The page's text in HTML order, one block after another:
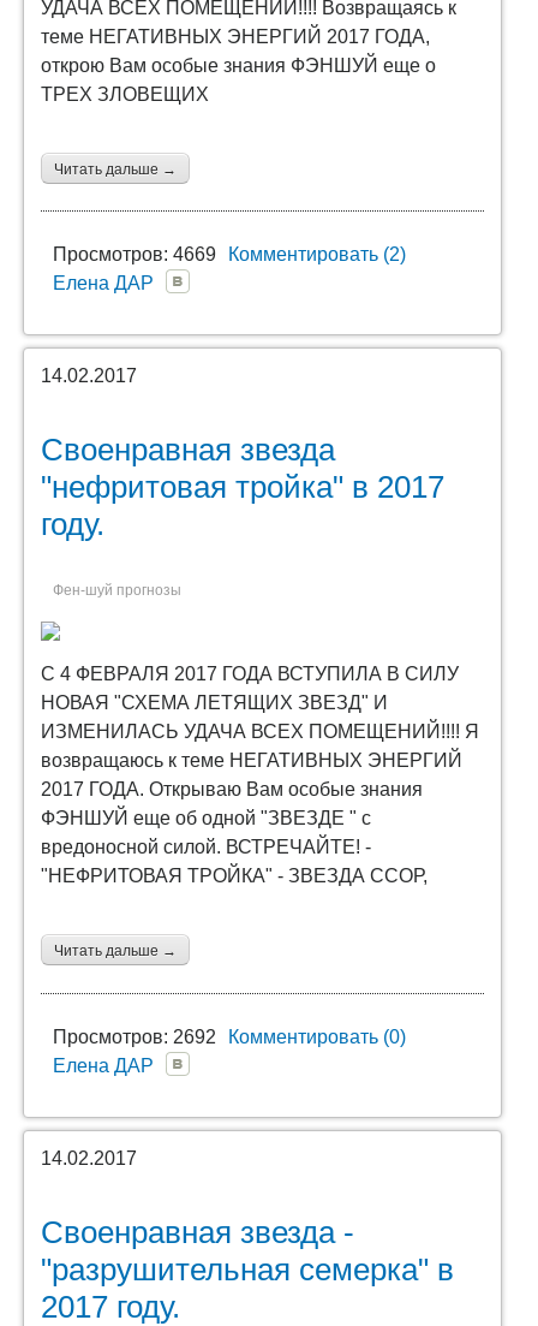
УДАЧА ВСЕХ ПОМЕЩЕНИЙ!!!! Возвращаясь к
теме НЕГАТИВНЫХ ЭНЕРГИЙ 2017 ГОДА,
открою Вам особые знания ФЭНШУЙ еще о
ТРЕХ ЗЛОВЕЩИХ
Читать дальше →
Просмотров: 4669
Комментировать (2)
Елена ДАР
14.02.2017
Своенравная звезда
"нефритовая тройка" в 2017
году.
Фен-шуй прогнозы
С 4 ФЕВРАЛЯ 2017 ГОДА ВСТУПИЛА В СИЛУ
НОВАЯ "СХЕМА ЛЕТЯЩИХ ЗВЕЗД" И
ИЗМЕНИЛАСЬ УДАЧА ВСЕХ ПОМЕЩЕНИЙ!!!! Я
возвращаюсь к теме НЕГАТИВНЫХ ЭНЕРГИЙ
2017 ГОДА. Открываю Вам особые знания
ФЭНШУЙ еще об одной "ЗВЕЗДЕ " с
вредоносной силой. ВСТРЕЧАЙТЕ! -
"НЕФРИТОВАЯ ТРОЙКА" - ЗВЕЗДА ССОР,
Читать дальше →
Просмотров: 2692
Комментировать (0)
Елена ДАР
14.02.2017
Своенравная звезда -
"разрушительная семерка" в
2017 году.